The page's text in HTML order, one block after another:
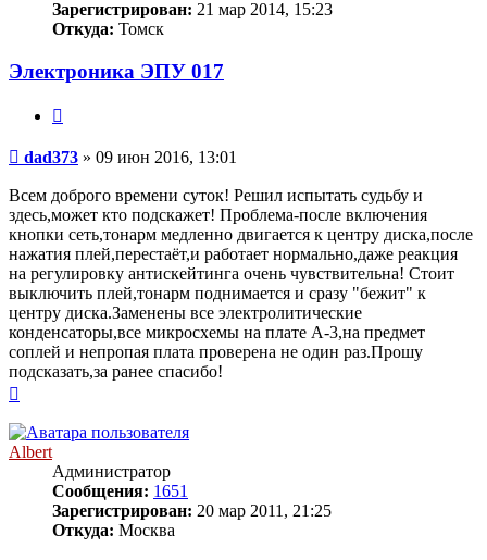
Зарегистрирован: 21 мар 2014, 15:23
Откуда: Томск
Электроника ЭПУ 017
Сообщение
dad373 » 09 июн 2016, 13:01
Всем доброго времени суток! Решил испытать судьбу и
здесь,может кто подскажет! Проблема-после включения
кнопки сеть,тонарм медленно двигается к центру диска,после
нажатия плей,перестаёт,и работает нормально,даже реакция
на регулировку антискейтинга очень чувствительна! Стоит
выключить плей,тонарм поднимается и сразу "бежит" к
центру диска.Заменены все электролитические
конденсаторы,все микросхемы на плате А-3,на предмет
соплей и непропая плата проверена не один раз.Прошу
подсказать,за ранее спасибо!
началу
Albert
Администратор
Сообщения: 1651
Зарегистрирован: 20 мар 2011, 21:25
Откуда: Москва